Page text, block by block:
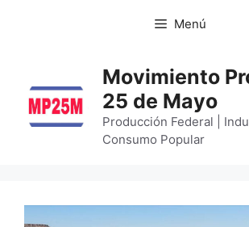
Menú
Movimiento
25 de Mayo
Producción Federal |
Consumo Popular